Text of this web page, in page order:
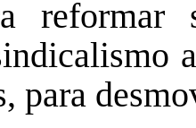
reformar
para